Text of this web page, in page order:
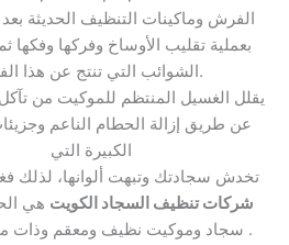
الفرش وماكينات التنظيف الحديثة
بعملية تقليب الأوساخ وفركها
الشوائب التي تنتج عن هذا الفرك.
يقلل الغسيل المنتظم للموكيت من تآكل
عن طريق إزالة الحطام الناعم
الكبيرة التي
تخدش سجادتك وتبهت ألوانها، لذلك
شركات تنظيف السجاد الكويت هي
سجاد وموكيت نظيف ومعقم وذات مظهر جميل .